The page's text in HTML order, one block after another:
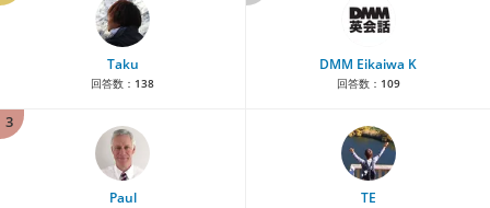
Taku
回答数： 138
DMM Eikaiwa K
回答数： 109
3
Paul TE